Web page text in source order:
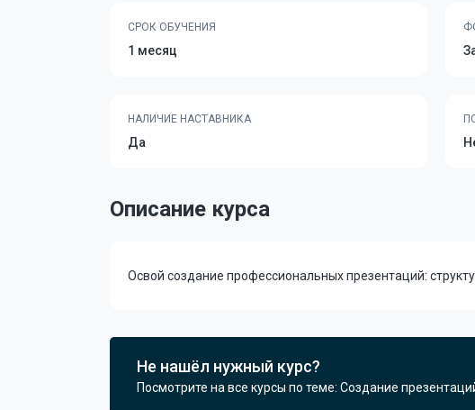
СРОК ОБУЧЕНИЯ
1 месяц
НАЛИЧИЕ НАСТАВНИКА
Да
Описание курса
Освой создание профессиональных презентаций:
Не нашёл нужный курс?
Посмотрите на все курсы по теме: Создание